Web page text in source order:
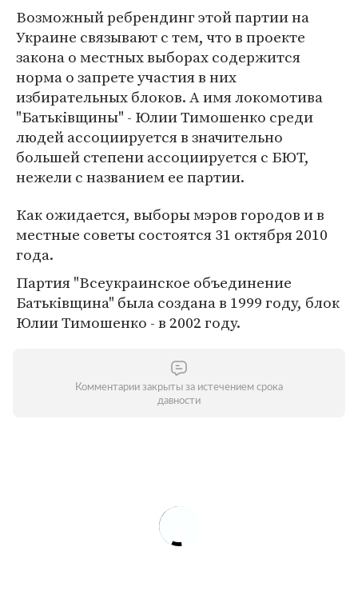
Возможный ребрендинг этой партии на
Украине связывают с тем, что в проекте
закона о местных выборах содержится
норма о запрете участия в них
избирательных блоков. А имя локомотива
"Батьківщины" - Юлии Тимошенко среди
людей ассоциируется в значительно
большей степени ассоциируется с БЮТ,
нежели с названием ее партии.
Как ожидается, выборы мэров городов и в
местные советы состоятся 31 октября 2010
года.
Партия "Всеукраинское объединение
Батьківщина" была создана в 1999 году, блок
Юлии Тимошенко - в 2002 году.
Комментарии закрыты за истечением срока
давности